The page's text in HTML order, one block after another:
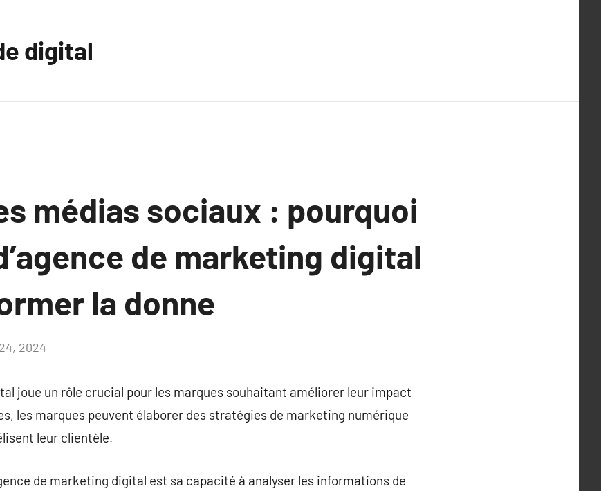
digital
médias sociaux : pourquoi
de marketing digital
la donne
2024
joue un rôle crucial pour les marques souhaitant améliorer leur impact
les marques peuvent élaborer des stratégies de marketing numérique
leur clientèle.
de marketing digital est sa capacité à analyser les informations de